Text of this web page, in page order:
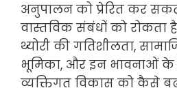
अनुपालन को प्रेरित कर
वास्तविक संबंधों को
थ्योरी की गतिशीलता,
भूमिका, और इन भावनाओं
व्यक्तिगत विकास को कैसे